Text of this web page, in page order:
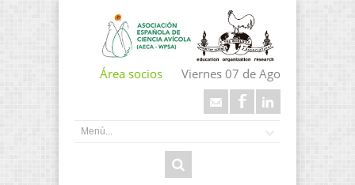
Área socios Viernes 07 de Ago